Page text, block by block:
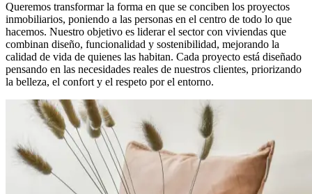
Queremos transformar la forma en que se conciben los proyectos
inmobiliarios, poniendo a las personas en el centro de todo lo que
hacemos. Nuestro objetivo es liderar el sector con viviendas que
combinan diseño, funcionalidad y sostenibilidad, mejorando la
calidad de vida de quienes las habitan. Cada proyecto está diseñado
pensando en las necesidades reales de nuestros clientes, priorizando
la belleza, el confort y el respeto por el entorno.